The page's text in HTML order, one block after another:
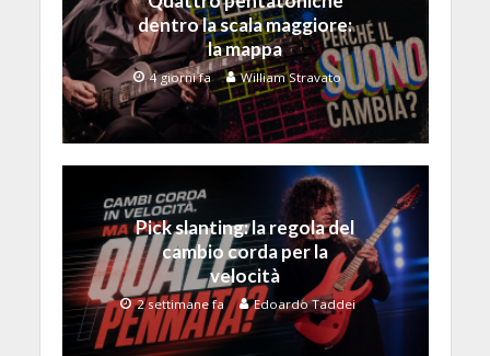
dentro la scala maggiore:
la mappa
4 giorni fa William Stravato
Pick slanting: la regola del
cambio corda per la
velocità
2 settimane fa Edoardo Taddei